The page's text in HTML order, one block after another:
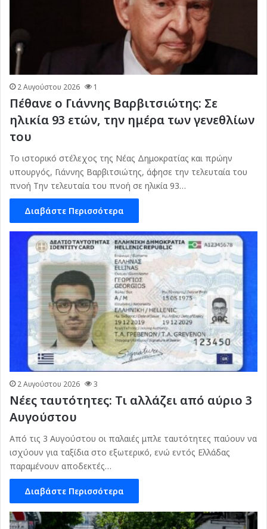
2 Αυγούστου 2026 1
Πέθανε ο Γιάννης Βαρβιτσιώτης: Σε
ηλικία 93 ετών, την ημέρα των γενεθλίων
του
Το ιστορικό στέλεχος της Νέας Δημοκρατίας και πρώην
υπουργός, Γιάννης Βαρβιτσιώτης, άφησε την τελευταία του
πνοή Την τελευταία του πνοή σε ηλικία 93…
Διαβάστε Περισσότερα
2 Αυγούστου 2026 3
Νέες ταυτότητες: Τι αλλάζει από αύριο 3
Αυγούστου
Από τις 3 Αυγούστου οι παλαιές μπλε ταυτότητες παύουν να
ισχύουν για ταξίδια στο εξωτερικό, ενώ εντός Ελλάδας
παραμένουν αποδεκτές…
Διαβάστε Περισσότερα